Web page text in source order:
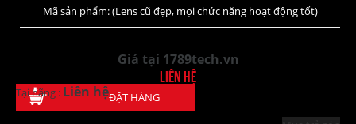
Mã sản phẩm: (Lens cũ đẹp, mọi chức năng hoạt động tốt)
Giá tại 1789tech.vn
Liên hệ
Tại hãng : Liên hệĐẶT HÀNG